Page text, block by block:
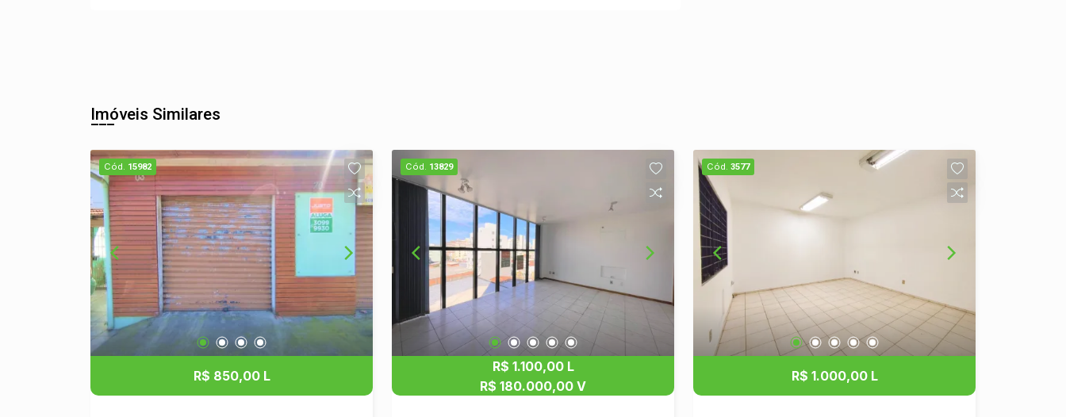
Imóveis Similares
Cód. 15982
R$ 850,00 L
Cód. 13829
R$ 1.100,00 L
R$ 180.000,00 V
Cód. 3577
R$ 1.000,00 L